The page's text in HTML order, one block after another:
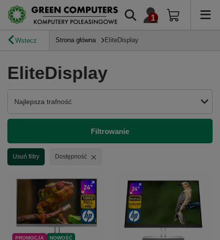
Wstecz Strona główna EliteDisplay
EliteDisplay
Zmień sortowanie
Najlepsza trafność
Filtrowanie
Usuń filtry Usuń filtr
Dostępność
PROMOCJA NOWOŚĆ